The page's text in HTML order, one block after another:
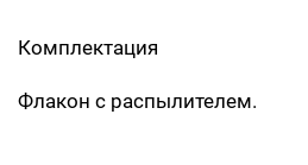
Комплектация
Флакон с распылителем.